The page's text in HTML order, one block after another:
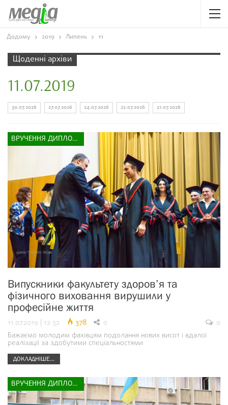
Додому 2019 Липень 11
Щоденні архіви
11.07.2019
30.07.2026 27.07.2026 24.07.2026 22.07.2026 21.07.2026
ВРУЧЕННЯ ДИПЛОМІВ
Випускники факультету здоров’я та
фізичного виховання вирушили у
професійне життя
11.07.2019 | 12:32 378 0
0
Бажаємо молодим фахівцям подолання нових висот і вдалої
реалізації за здобутими спеціальностями
ДОКЛАДНІШЕ...
ВРУЧЕННЯ ДИПЛОМІВ